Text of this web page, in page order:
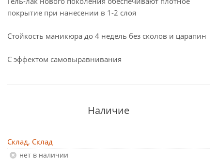
покрытие при нанесении в 1-2 слоя
Стойкость маникюра до 4 недель без сколов и царапин
С эффектом самовыравнивания
Наличие
Склад, Склад
Нет в наличии